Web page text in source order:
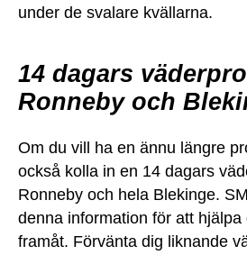
under de svalare kvällarna.
14 dagars
Ronneby och
Om du vill ha en ännu längre
också kolla in en 14 dagars
Ronneby och hela Blekinge.
denna information för att hjälpa
framåt. Förvänta dig liknande